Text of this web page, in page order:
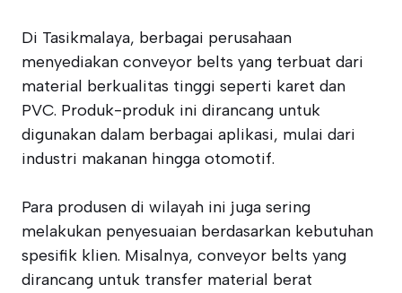
Di Tasikmalaya, berbagai perusahaan
menyediakan conveyor belts yang terbuat dari
material berkualitas tinggi seperti karet dan
PVC. Produk-produk ini dirancang untuk
digunakan dalam berbagai aplikasi, mulai dari
industri makanan hingga otomotif.
Para produsen di wilayah ini juga sering
melakukan penyesuaian berdasarkan kebutuhan
spesifik klien. Misalnya, conveyor belts yang
dirancang untuk transfer material berat